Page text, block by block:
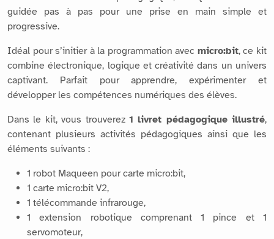
guidée pas à pas pour une prise en main simple et
progressive.
Idéal pour s’initier à la programmation avec micro:bit, ce kit
combine électronique, logique et créativité dans un univers
captivant. Parfait pour apprendre, expérimenter et
développer les compétences numériques des élèves.
Dans le kit, vous trouverez 1 livret pédagogique illustré,
contenant plusieurs activités pédagogiques ainsi que les
éléments suivants :
1 robot Maqueen pour carte micro:bit,
1 carte micro:bit V2,
1 télécommande infrarouge,
1 extension robotique comprenant 1 pince et 1
servomoteur,